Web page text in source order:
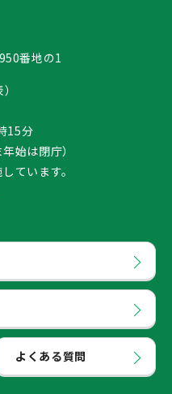
番地の1
15分
始は閉庁）
ています。
よくある質問